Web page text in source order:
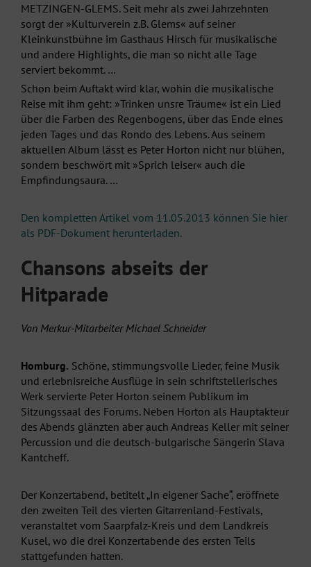
METZINGEN-GLEMS. Seit mehr als zwei Jahrzehnten
sorgt der »Kulturverein z.B. Glems« auf seiner
Kleinkunstbühne im Gasthaus Hirsch für musikalische
und andere Highlights, die man so nicht alle Tage
serviert bekommt. …
Schon beim Auftakt wird klar, wohin die musikalische
Reise mit ihm geht: »Trinken unsre Träume« ist ein Lied
über die Farben des Regenbogens, über das Ende eines
jeden Tages und das Rondo des Lebens. Aus seinem
aktuellen Album lässt es Peter Horton nicht nur blühen,
sondern beschwört mit »Sprich leiser« auch die
Empfindungsaura. …
Den kompletten Artikel vom 11.05.2013 können Sie hier
als PDF-Dokument herunterladen.
Chansons abseits der
Hitparade
Von Merkur-Mitarbeiter Michael Schneider
Homburg. Schöne, stimmungsvolle Lieder, feine Musik
und erlebnisreiche Ausflüge in sein schriftstellerisches
Werk servierte Peter Horton seinem Publikum im
Sitzungssaal des Forums. Neben Horton als Hauptakteur
des Abends glänzten aber auch Andreas Keller mit seiner
Percussion und die deutsch-bulgarische Sängerin Slava
Kantcheff.
Der Konzertabend, betitelt „In eigener Sache“, eröffnete
den zweiten Teil des vierten Gitarrenland-Festivals,
veranstaltet vom Saarpfalz-Kreis und dem Landkreis
Kusel, wo die drei Konzertabende des ersten Teils
stattgefunden hatten.